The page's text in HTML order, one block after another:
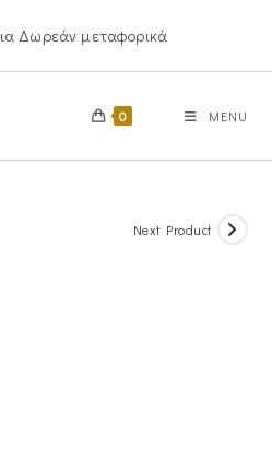
Δωρεάν μεταφορικά
0 MENU
Next Product